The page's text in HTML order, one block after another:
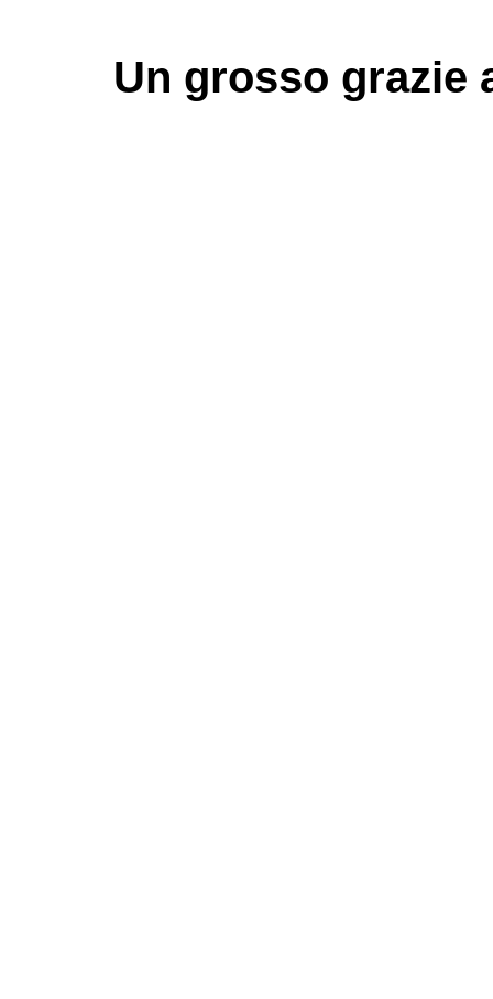
Un grosso grazie